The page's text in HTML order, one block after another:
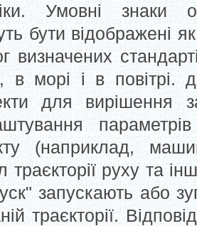
Умовні знаки
бути відображені
визначених
в морі і в повітрі.
для вирішення
(наприклад,
траєкторії руху та
запускають або
траєкторії.